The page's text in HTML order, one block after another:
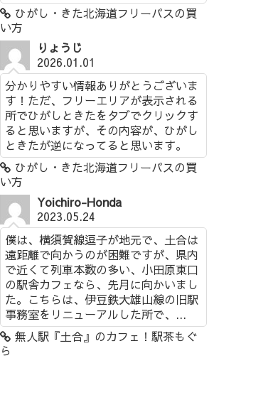
ひがし・きた北海道フリーパスの買
い方
りょうじ
2026.01.01
分かりやすい情報ありがとうございま
す！ただ、フリーエリアが表示される
所でひがしときたをタブでクリックす
ると思いますが、その内容が、ひがし
ときたが逆になってると思います。
ひがし・きた北海道フリーパスの買
い方
Yoichiro-Honda
2023.05.24
僕は、横須賀線逗子が地元で、土合は
遠距離で向かうのが困難ですが、県内
で近くて列車本数の多い、小田原東口
の駅舎カフェなら、先月に向かいまし
た。こちらは、伊豆鉄大雄山線の旧駅
事務室をリニューアルした所で、...
無人駅『土合』のカフェ！駅茶もぐ
ら